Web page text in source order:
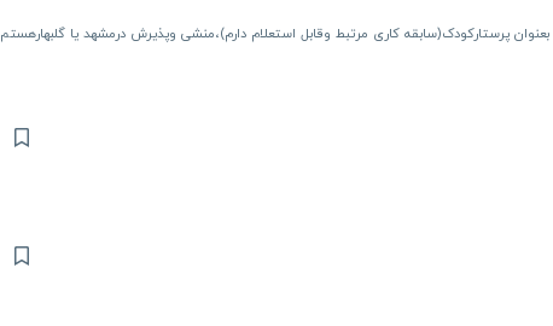
بعنوان پرستارکودک(سابقه کاری مرتبط وقابل استعلام دارم)،منشی وپذیرش درمشهد یا گلبهارهستم